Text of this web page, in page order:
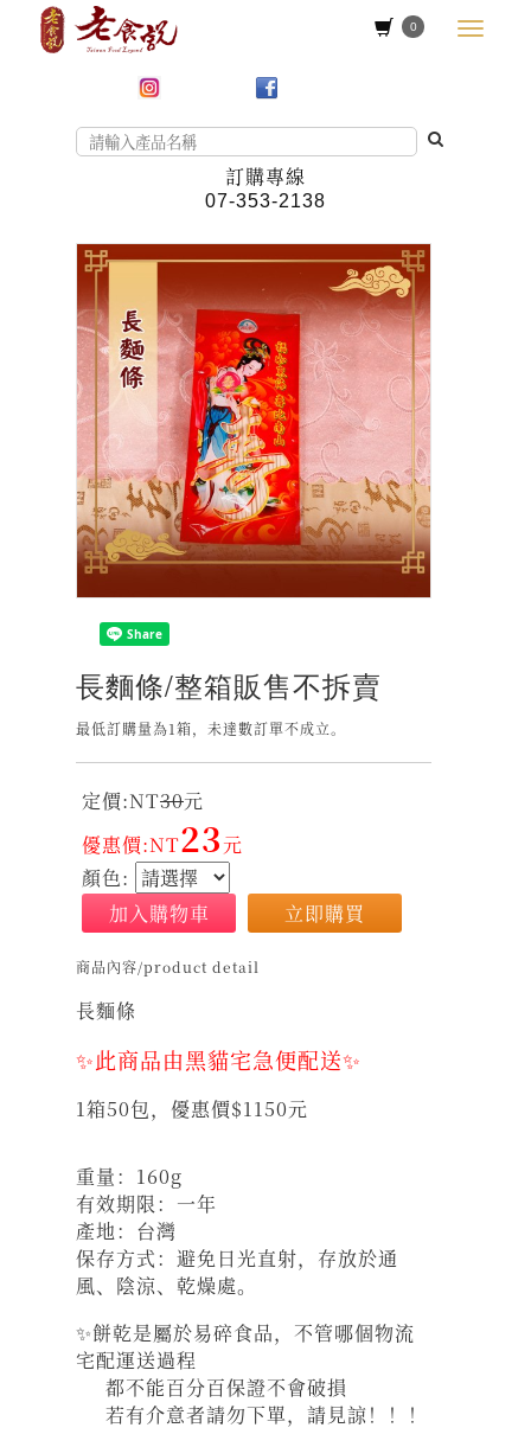
0
訂購專線
07-353-2138
長麵條/整箱販售不拆賣
最低訂購量為1箱，未達數訂單不成立。
定價:NT30元
優惠價:NT23元
顏色:
加入購物車
立即購買
商品內容/product detail
長麵條
✨此商品由黑貓宅急便配送✨
1箱50包，優惠價$1150元
重量：160g
有效期限：一年
產地：台灣
保存方式：避免日光直射，存放於通
風、陰涼、乾燥處。
✨餅乾是屬於易碎食品，不管哪個物流
宅配運送過程
都不能百分百保證不會破損
若有介意者請勿下單，請見諒！！！